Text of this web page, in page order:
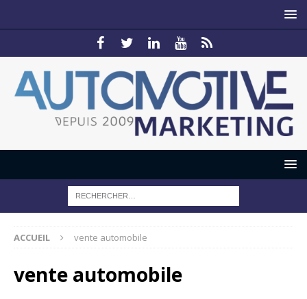
ACCUEIL vente automobile
vente automobile